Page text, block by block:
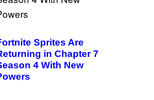
Sprites Are
in Chapter 7
4 With New